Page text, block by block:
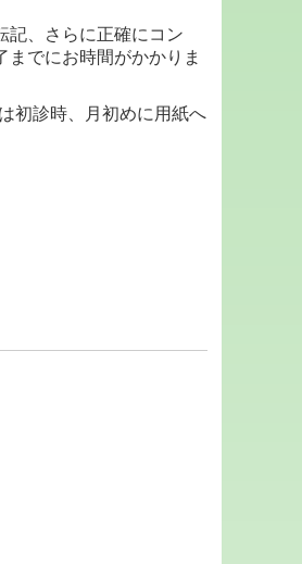
記、さらに正確にコン
でにお時間がかかりま
初診時、月初めに用紙へ